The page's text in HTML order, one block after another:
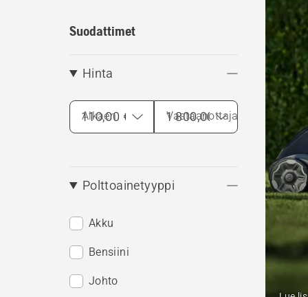
Suodattimet
Hinta
Alkaen Vastaanottaja
Polttoainetyyppi
Akku
Bensiini
Johto